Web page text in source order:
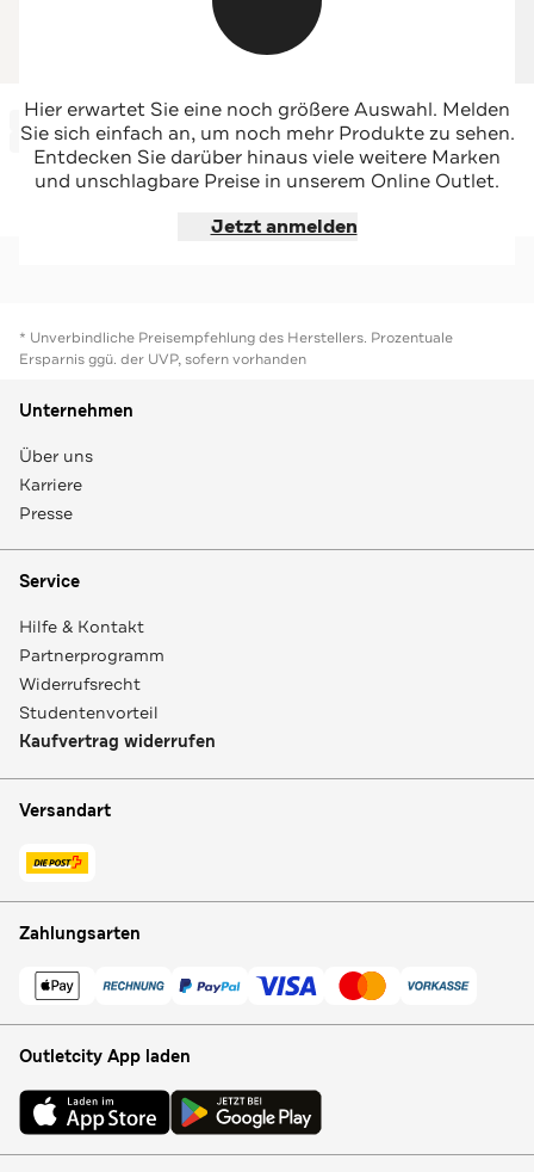
COLMAR
Sweatpants schwarz
-55%*
Sale
Jetzt shoppen
COLMAR
Sweatshorts creme
-55%*
Sale
Jetzt shoppen
Hier erwartet Sie eine noch größere Auswahl. Melden
Sie sich einfach an, um noch mehr Produkte zu sehen.
Entdecken Sie darüber hinaus viele weitere Marken
und unschlagbare Preise in unserem Online Outlet.
Jetzt anmelden
* Unverbindliche Preisempfehlung des Herstellers. Prozentuale
Ersparnis ggü. der UVP, sofern vorhanden
Unternehmen
Über uns
Karriere
Presse
Service
Hilfe & Kontakt
Partnerprogramm
Widerrufsrecht
Studentenvorteil
Kaufvertrag widerrufen
Versandart
Zahlungsarten
Outletcity App laden